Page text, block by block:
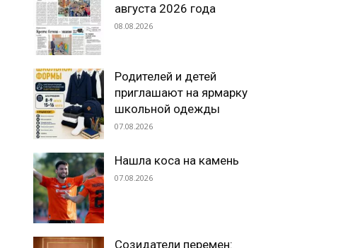
августа 2026 года
08.08.2026
Родителей и детей
приглашают на ярмарку
школьной одежды
07.08.2026
Нашла коса на камень
07.08.2026
Созидатели перемен: